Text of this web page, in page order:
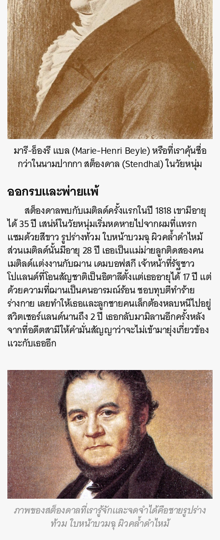
มารี-อ็องรี แบล (Marie-Henri Beyle) หรือที่เราคุ้นชื่อ
กว่าในนามปากกา สต็องดาล (Stendhal) ในวัยหนุ่ม
ออกรบและพ่ายแพ้
สต็องดาลพบกับเมติลด์ครั้งแรกในปี 1818 เขามีอายุ
ได้ 35 ปี เสน่ห์ในวัยหนุ่มเริ่มหดหายไปจากผมที่แทรก
แซมด้วยสีขาว รูปร่างท้วม ใบหน้าบวมฉุ ผิวคล้ำดำไหม้
ส่วนเมติลด์นั้นมีอายุ 28 ปี เธอเป็นแม่ม่ายลูกติดสองคน
เมติลด์แต่งงานกับฌาน เดมบอฟสกี เจ้าหน้าที่รัฐชาว
โปแลนด์ที่โอนสัญชาติเป็นอิตาลีตั้งแต่เธออายุได้ 17 ปี แต่
ด้วยความที่ฌานเป็นคนอารมณ์ร้อน ชอบทุบตีทำร้าย
ร่างกาย เลยทำให้เธอและลูกชายคนเล็กต้องหลบหนีไปอยู่
สวิตเซอร์แลนด์นานถึง 2 ปี เธอกลับมามิลานอีกครั้งหลัง
จากที่อดีตสามีให้คำมั่นสัญญาว่าจะไม่เข้ามายุ่งเกี่ยวข้อง
แวะกับเธออีก
ภาพของสต็องดาลที่เรารู้จักและจดจำได้คือชายรูปร่าง
ท้วม ใบหน้าบวมฉุ ผิวคล้ำดำไหม้